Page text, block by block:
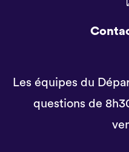
Les équipes du
questions de